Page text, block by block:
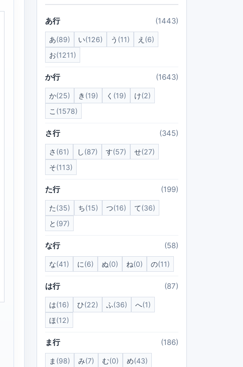
あ行 (1443)
あ(89) い(126) う (11) え (6)
お(1211)
か行 (1643)
か(25) き (19) く (19) け(2)
こ (1578)
さ行 (345)
さ (61) し(87) す(57) せ(27)
そ(113)
た行 (199)
た(35) ち(15) つ(16) て(36)
と (97)
な行 (58)
な(41) に(6) ぬ(0) ね(0) の(11)
は行 (87)
は(16) ひ(22) ふ(36) へ(1)
ほ(12)
ま行 (186)
ま (98) み(7) む(0) め(43)